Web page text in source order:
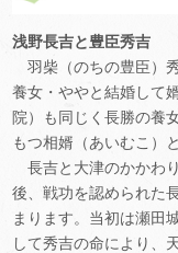
浅野長吉と豊臣秀吉
羽柴（のちの豊臣）
養女・ややと結婚して
院）も同じく長勝の養
もつ相婿（あいむこ）
長吉と大津のかかわ
後、戦功を認められた
まります。当初は瀬田
して秀吉の命により、